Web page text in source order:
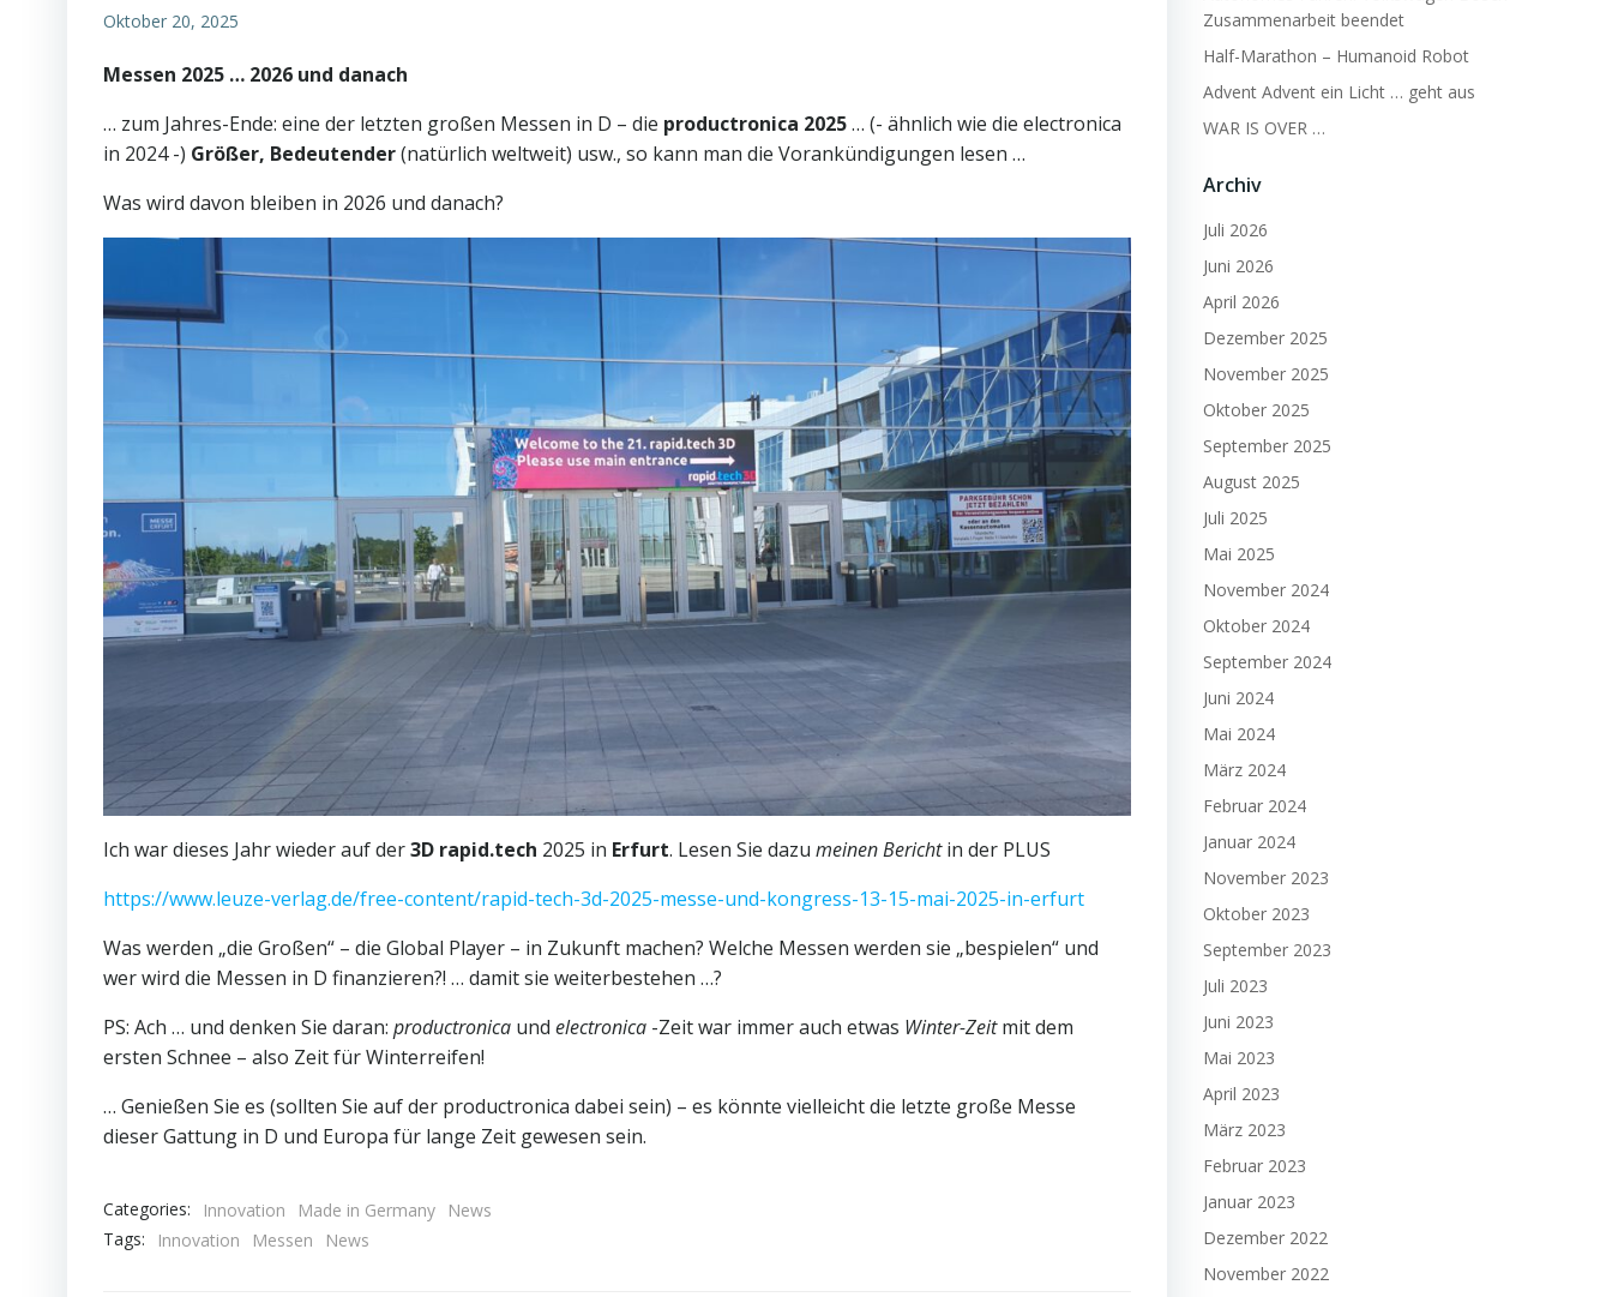
Oktober 20, 2025
Messen 2025 … 2026 und danach
… zum Jahres-Ende: eine der letzten großen Messen in D – die productronica 2025… (- ähnlich wie die electronica
in 2024 -) Größer, Bedeutender(natürlich weltweit) usw., so kann man die Vorankündigungen lesen …
Was wird davon bleiben in 2026 und danach?
Ich war dieses Jahr wieder auf der3D rapid.tech 2025 in Erfurt. Lesen Sie dazu meinen Berichtin der PLUS
https://www.leuze-verlag.de/free-content/rapid-tech-3d-2025-messe-und-kongress-13-15-mai-2025-in-erfurt
Was werden „die Großen“ – die Global Player – in Zukunft machen? Welche Messen werden sie „bespielen“ und
wer wird die Messen in D finanzieren?! … damit sie weiterbestehen …?
PS: Ach … und denken Sie daran: productronica und electronica -Zeit war immer auch etwas Winter-Zeitmit dem
ersten Schnee – also Zeit für Winterreifen!
… Genießen Sie es (sollten Sie auf der productronica dabei sein) – es könnte vielleicht die letzte große Messe
dieser Gattung in D und Europa für lange Zeit gewesen sein.
Categories: Innovation Made in Germany
News
Tags:
Innovation Messen News
Zusammenarbeit beendet
Half-Marathon – Humanoid Robot
Advent Advent ein Licht … geht aus
WAR IS OVER …
Archiv
Juli 2026
Juni 2026
April 2026
Dezember 2025
November 2025
Oktober 2025
September 2025
August 2025
Juli 2025
Mai 2025
November 2024
Oktober 2024
September 2024
Juni 2024
Mai 2024
März 2024
Februar 2024
Januar 2024
November 2023
Oktober 2023
September 2023
Juli 2023
Juni 2023
Mai 2023
April 2023
März 2023
Februar 2023
Januar 2023
Dezember 2022
November 2022